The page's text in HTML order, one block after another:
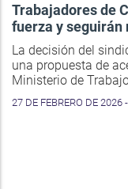
Trabajadores de
fuerza y seguirán
La decisión del
una propuesta de
Ministerio de
27 DE FEBRERO DE 2026